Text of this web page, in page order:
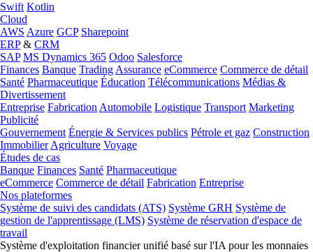
Swift Kotlin
Cloud
AWS Azure GCP Sharepoint
ERP& CRM
SAP MS Dynamics 365 Odoo Salesforce
Finances Banque Trading Assurance eCommerce Commerce de détail
Santé Pharmaceutique Éducation Télécommunications Médias &
Divertissement
Entreprise Fabrication Automobile Logistique Transport Marketing
Publicité
Gouvernement Énergie & Services publics Pétrole et gaz Construction
Immobilier Agriculture Voyage
Études de cas
Banque Finances Santé Pharmaceutique
eCommerce Commerce de détail Fabrication Entreprise
Nos plateformes
Système de suivi des candidats (ATS) Système GRH Système de
gestion de l'apprentissage (LMS) Système de réservation d'espace de
travail
Système d'exploitation financier unifié basé sur l'IA pour les monnaies